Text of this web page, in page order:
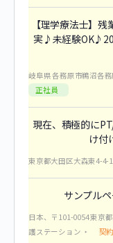
【理学療法士】
実♪未経験
岐阜県 各務原市鵜沼各
正社員
現在、積極的に
け
東京都大田区大森東4-4-
サンプル
日本、〒101-0054 東京
護ステーション
契